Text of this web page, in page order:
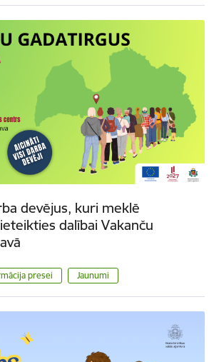
devējus, kuri meklē
dalībai Vakanču
presei Jaunumi